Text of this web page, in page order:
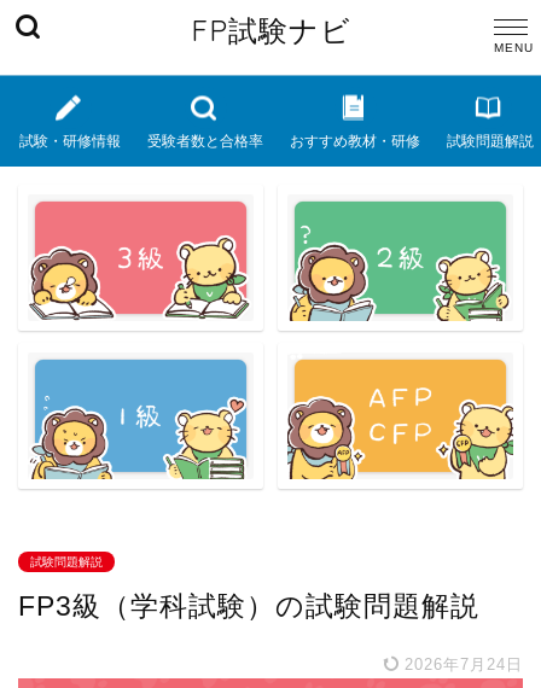
FP試験ナビ
試験・研修情報 受験者数と合格率 おすすめ教材・研修 試験問題解説
試験問題解説
FP3級（学科試験）の試験問題解説
2026年7月24日